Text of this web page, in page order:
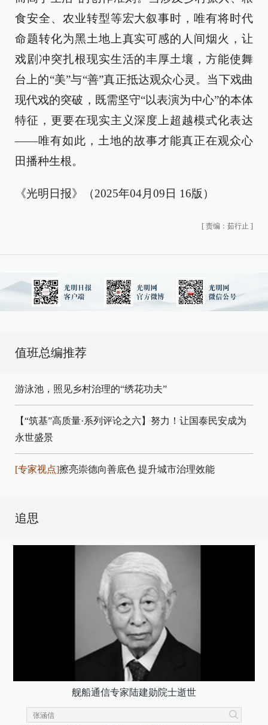
食安全、农业转型等宏大叙事时，唯有将时代
命题转化为黑土地上真实可感的人间烟火，让
戏剧冲突扎根现实生活的丰厚土壤，方能使舞
台上的“美”与“善”真正抵达观众心灵。当下戏曲
现代戏的突破，既需坚守“以表演为中心”的本体
特征，更要在现实主义深度上超越模式化表达
——唯有如此，土地的故事才能真正在观众心
田播种生根。
《光明日报》（2025年04月09日 16版）
[ 责编：茹行止 ]
值班总编推荐
游泳池，照见乡村治理的“绣花功夫”
【“筑基”高质量·系列评论之六】努力！让国泰民安成为
永世盛景
[专家视点]擦亮崇德向善底色 提升城市治理效能
追思
舰船通信专家陆建勋院士逝世